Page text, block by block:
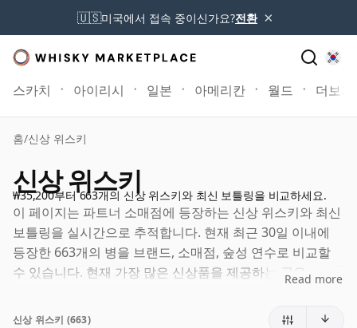
🇺🇸미국에서 접속 중이신가요?전환 ×
스카치 아이리시 일본 아메리칸 월드 더보기
홈/신상 위스키
신상 위스키
₩35,200부터 663개의 신상 위스키와 최신 보틀링을 비교하세요.
이 페이지는 파트너 소매점에 등장하는 신상 위스키와 최신
보틀링을 실시간으로 추적합니다. 현재 최근 30일 이내에
등장한 663개의 병을 브랜드, 소매점, 숲성 연수로 비교할
수 있습니다. 현재 가장 많은 신상품을 제공하는 곳은
다. 소매점이 신상품, 한정판, 새로 등록된 보틀링을 추가할
Read more
신상 위스키 (663)